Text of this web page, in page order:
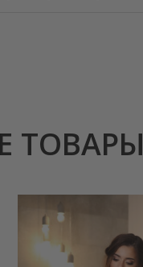
ТОВАРЫ